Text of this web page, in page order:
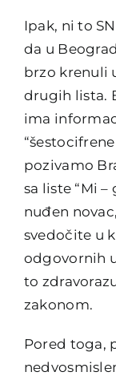
Ipak, ni to
da u
brzo krenuli
drugih lista.
ima
pozivamo
sa liste “Mi
nuđen
svedočite u
odgovornih
to
zakonom.
Pored toga,